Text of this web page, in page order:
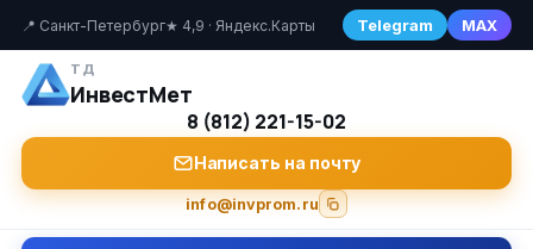
📍 Санкт-Петербург★ 4,9 · Яндекс.Карты Telegram MAX
ТД
ИнвестМет
8 (812) 221-15-02
Написать на почту
info@invprom.ru